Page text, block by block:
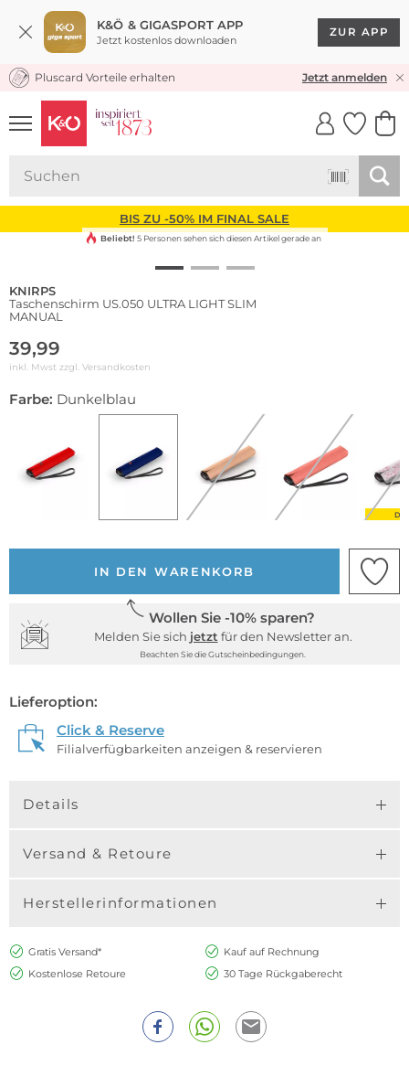
K&Ö & GIGASPORT APP
Jetzt kostenlos downloaden
ZUR APP
KOSTENLOSER VERSAND* & RÜCKVERSAND
Pluscard Vorteile erhalten Jetzt anmelden
UNSERE APP
CLICK &
BIS ZU -50% IM FINAL SALE
Beliebt! 5 Personen sehen sich diesen Artikel gerade an
KNIRPS
Taschenschirm US.050 ULTRA LIGHT SLIM
MANUAL
39,99
inkl. Mwst zzgl. Versandkosten
Farbe: Dunkelblau
IN DEN WARENKORB
Wollen Sie -10% sparen?
Melden Sie sich jetzt für den Newsletter an.
Beachten Sie die Gutscheinbedingungen.
Lieferoption:
Click & Reserve
Filialverfügbarkeiten anzeigen & reservieren
Details
Versand & Retoure
Herstellerinformationen
Gratis Versand*
Kauf auf Rechnung
Kostenlose Retoure
30 Tage Rückgaberecht